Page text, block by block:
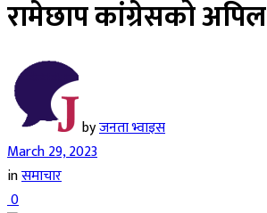
रामेछाप कांग्रेसको अपिल
byजनता भ्वाइस
March 29, 2023
inसमाचार
0